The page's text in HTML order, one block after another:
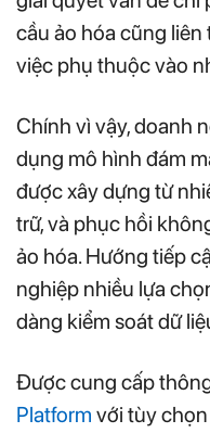
cầu ảo hóa cũng liên
việc phụ thuộc vào
Chính vì vậy, doanh
dụng mô hình đám
được xây dựng từ
trữ, và phục hồi
ảo hóa. Hướng tiếp
nghiệp nhiều lựa
dàng kiểm soát dữ
Được cung cấp
Platform với tùy